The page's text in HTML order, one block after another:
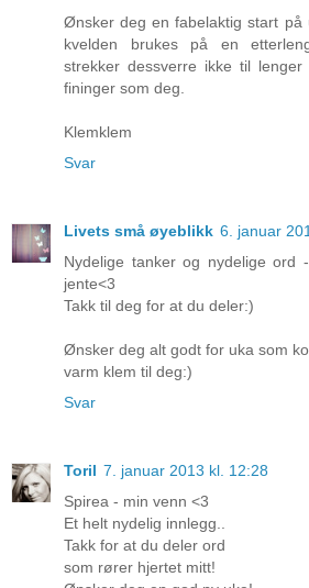
Ønsker deg en fabelaktig start på
kvelden brukes på en
strekker dessverre ikke til
fininger som deg.
Klemklem
Svar
Livets små øyeblikk 6. januar
Nydelige tanker og nydelige ord
jente<3
Takk til deg for at du deler:)
Ønsker deg alt godt for uka som
varm klem til deg:)
Svar
Toril 7. januar 2013 kl. 12:28
Spirea - min venn <3
Et helt nydelig innlegg..
Takk for at du deler ord
som rører hjertet mitt!